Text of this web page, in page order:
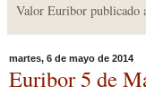
Valor Euribor publicado
martes, 6 de mayo de 2014
Euribor 5 de